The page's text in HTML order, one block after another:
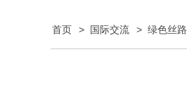
首页 > 国际交流 > 绿色丝路